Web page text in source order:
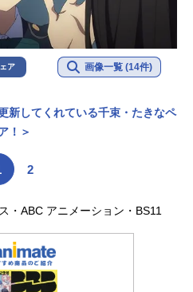
ア 画像一覧 (14件)
新してくれている千束・たきなペ
！＞
2
・ABC アニメーション・BS11